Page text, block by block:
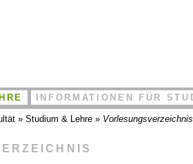
INFORMATIONEN FÜR
»Studium & Lehre » Vorlesungsverzeichnis